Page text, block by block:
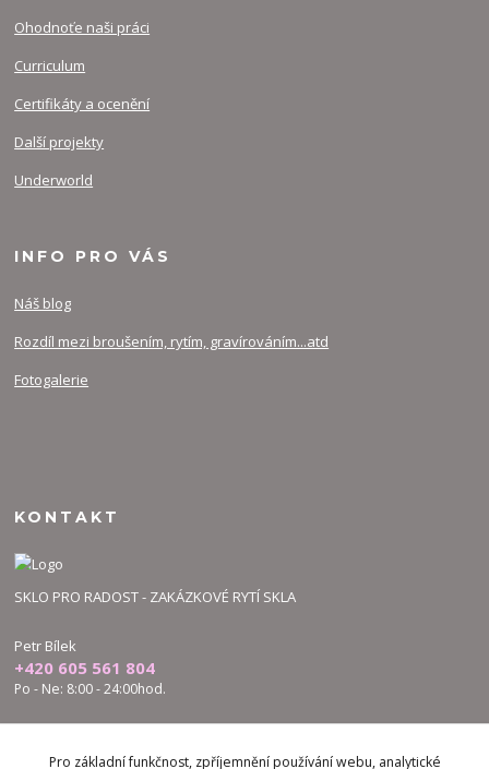
Ohodnoťe naši práci
Curriculum
Certifikáty a ocenění
Další projekty
Underworld
INFO PRO VÁS
Náš blog
Rozdíl mezi broušením, rytím, gravírováním...atd
Fotogalerie
KONTAKT
SKLO PRO RADOST - ZAKÁZKOVÉ RYTÍ SKLA
Petr Bílek
+420 605 561 804
Po - Ne: 8:00 - 24:00hod.
bilek.petr@skloproradost.cz
Pro základní funkčnost, zpříjemnění používání webu, analytické